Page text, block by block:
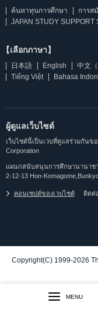
ค้นหาทุนการศึกษา
การส
JAPAN STUDY SUPPORT
【เลือกภาษา】
日本語 English 中文（
Tiếng Việt
Bahasa
ผู้ดูแลเว็บไซต์
เว็บไซต์นี้เป็นเวบที่ดูแลร่วมกันขอ
Corporation
แผนกสนับสนุนการศึกษานานาชา
2-12-13 Hon-
คอนเซปต์ของเวบไซต์ ติดต่
Copyright(C) 1999-2026
MENU